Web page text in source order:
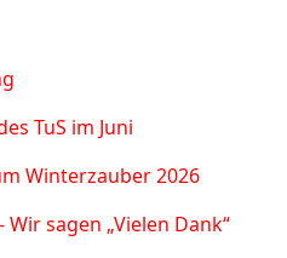
TuS im Juni
Winterzauber 2026
sagen „Vielen Dank“